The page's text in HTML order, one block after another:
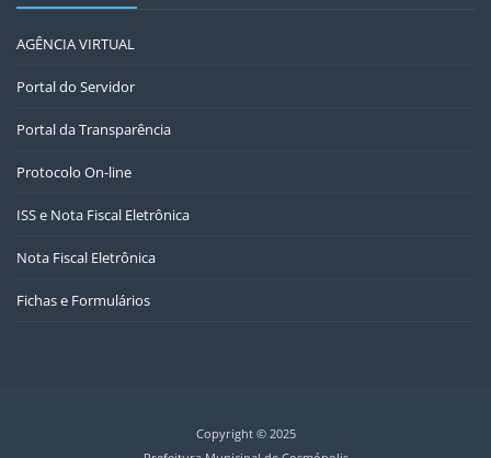
AGÊNCIA VIRTUAL
Portal do Servidor
Portal da Transparência
Protocolo On-line
ISS e Nota Fiscal Eletrônica
Nota Fiscal Eletrônica
Fichas e Formulários
Copyright © 2025